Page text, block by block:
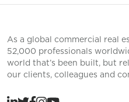
As a global commercial real
52,000 professionals
world that’s been built, but
our clients, colleagues and